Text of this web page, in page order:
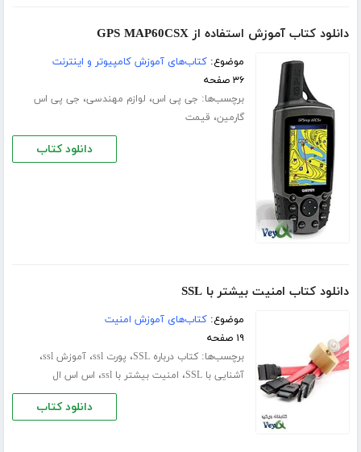
دانلود کتاب آموزش استفاده از GPS MAP60CSX
موضوع:کتاب‌های آموزش کامپیوتر و اینترنت
۳۶ صفحه
برچسب‌ها: جی پی اس، لوازم مهندسی، جی پی اس
گارمین، قیمت
دانلود کتاب
دانلود کتاب امنیت بیشتر با SSL
موضوع:کتاب‌های آموزش امنیت
۱۹ صفحه
برچسب‌ها:کتاب درباره SSL ، پورت ssl ،آموزش ssl ،
آشنایی با SSL ، امنیت بیشتر با ssl ، اس اس ال
دانلود کتاب